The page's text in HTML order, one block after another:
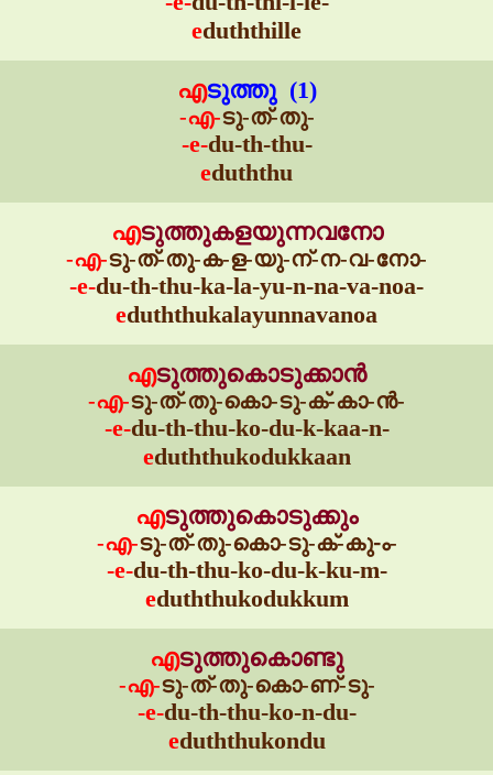
eduththille
എടുത്തു (1)
-എ-ടു-ത്-തു-
-e-du-th-thu-
eduththu
എടുത്തുകളയുന്നവനോ
-എ-ടു-ത്-തു-ക-ള-യു-ന്-ന-വ-നോ-
-e-du-th-thu-ka-la-yu-n-na-va-noa-
eduththukalayunnavanoa
എടുത്തുകൊടുക്കാൻ
-എ-ടു-ത്-തു-കൊ-ടു-ക്-കാ-ൻ-
-e-du-th-thu-ko-du-k-kaa-n-
eduththukodukkaan
എടുത്തുകൊടുക്കും
-എ-ടു-ത്-തു-കൊ-ടു-ക്-കു-ം-
-e-du-th-thu-ko-du-k-ku-m-
eduththukodukkum
എടുത്തുകൊണ്ടു
-എ-ടു-ത്-തു-കൊ-ണ്-ടു-
-e-du-th-thu-ko-n-du-
eduththukondu